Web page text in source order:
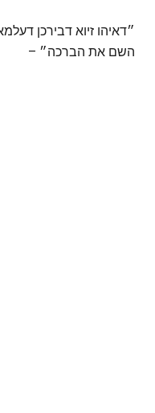
״דאיהו זיוא דבירכן
השם את הברכה״ –